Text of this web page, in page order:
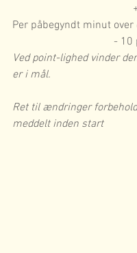
Per påbegyndt
-
Ved point-lighed vinder
er i mål.
Ret til ændringer
meddelt inden start